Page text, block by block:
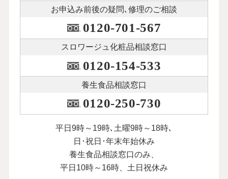
お申込み前後の疑問､修理のご相談
0120-701-567
スロワージュ化粧品相談窓口
0120-154-533
養生食品相談窓口
0120-250-730
平日9時～19時､土曜9時～18時､
日･祝日･年末年始休み
養生食品相談窓口のみ、
平日10時～16時、土日祝休み